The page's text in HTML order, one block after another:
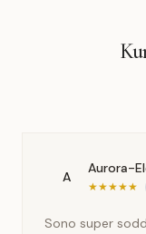
A
Aurora-
★★★★★
Sono super